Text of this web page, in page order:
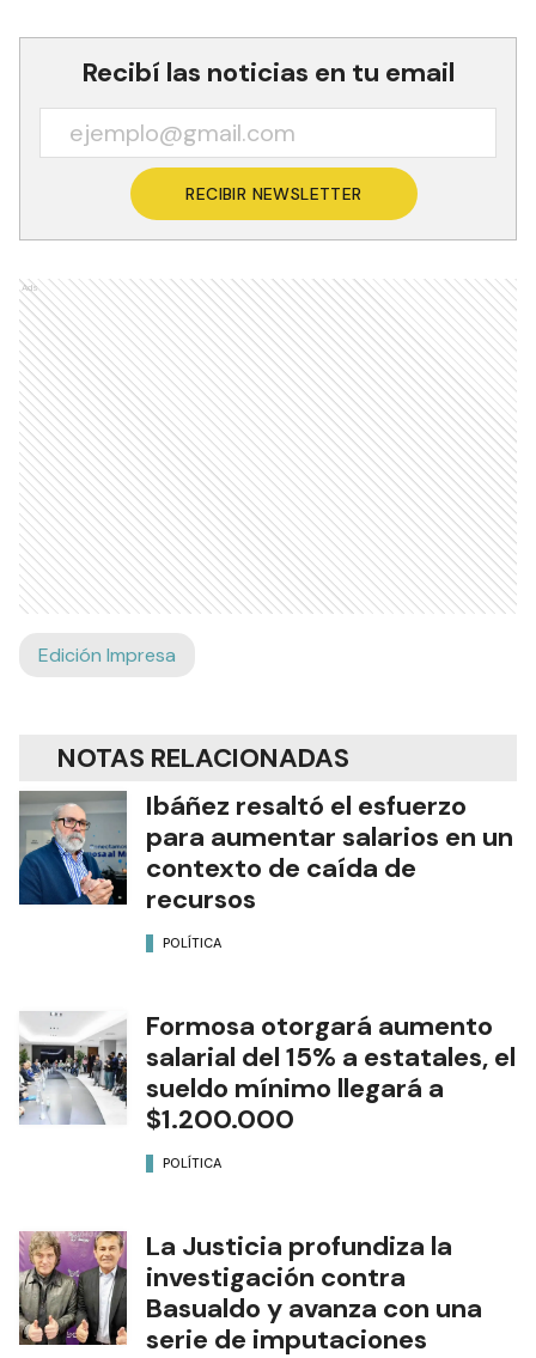
Recibí las noticias en tu email
RECIBIR NEWSLETTER
Ads
Edición Impresa
NOTAS RELACIONADAS
Ibáñez resaltó el esfuerzo
para aumentar salarios en un
contexto de caída de
recursos
POLÍTICA
Formosa otorgará aumento
salarial del 15% a estatales, el
sueldo mínimo llegará a
$1.200.000
POLÍTICA
La Justicia profundiza la
investigación contra
Basualdo y avanza con una
serie de imputaciones